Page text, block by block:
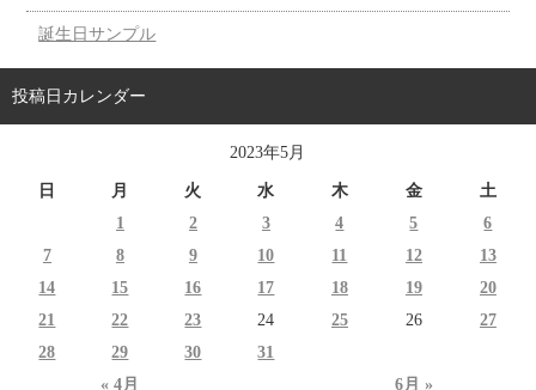
誕生日サンプル
投稿日カレンダー
2023年5月
日 月 火 水 木 金 土
« 4月 6月 »
1 2 3 4 5
6
7
8 9 10 11 12
13
14
15 16 17 18 19
20
21
22 23 24 25 26
27
28
29 30 31